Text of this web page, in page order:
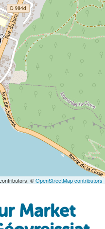
©OpenStreetMap contributors
Market